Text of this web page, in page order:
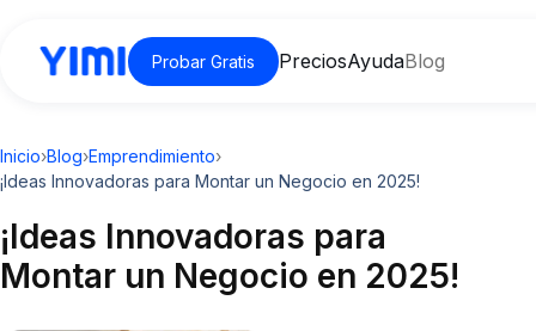
Probar Gratis PreciosAyudaBlog
Inicio›Blog›Emprendimiento›
¡Ideas Innovadoras para Montar un Negocio en 2025!
¡Ideas Innovadoras para
Montar un Negocio en 2025!